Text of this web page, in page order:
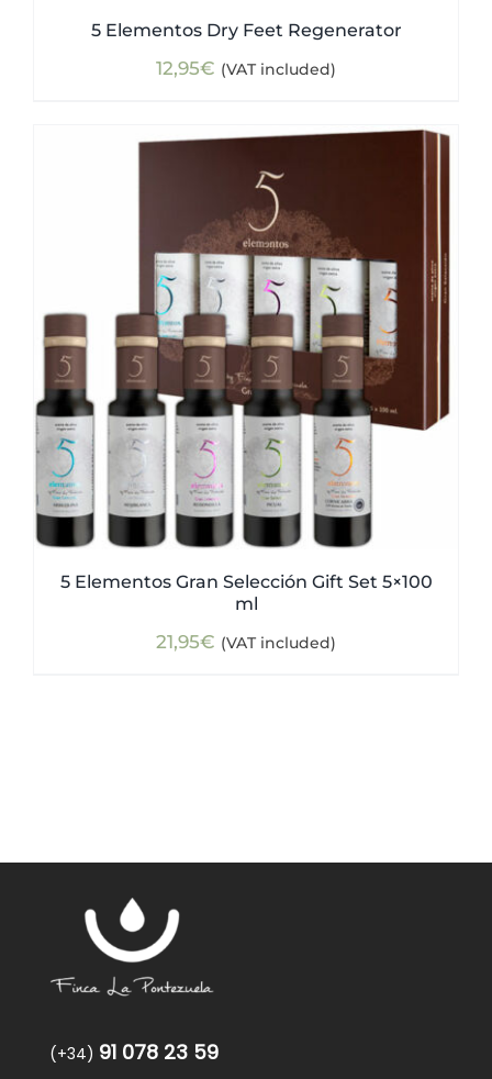
5 Elementos Dry Feet Regenerator
12,95€ (VAT included)
5 Elementos Gran Selección Gift Set 5×100
ml
21,95€ (VAT included)
(+34) 91 078 23 59